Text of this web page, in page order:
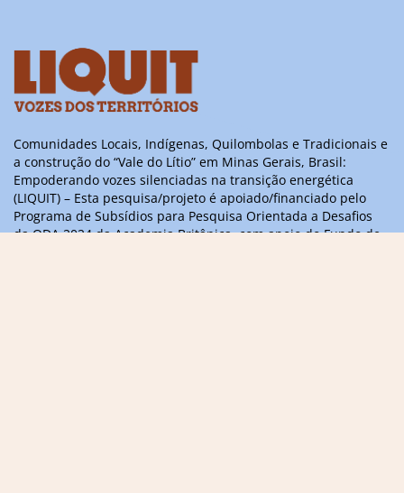
Comunidades Locais, Indígenas, Quilombolas e Tradicionais e
a construção do “Vale do Lítio” em Minas Gerais, Brasil:
Empoderando vozes silenciadas na transição energética
(LIQUIT) – Esta pesquisa/projeto é apoiado/financiado pelo
Programa de Subsídios para Pesquisa Orientada a Desafios
da ODA 2024 da Academia Britânica, com apoio do Fundo de